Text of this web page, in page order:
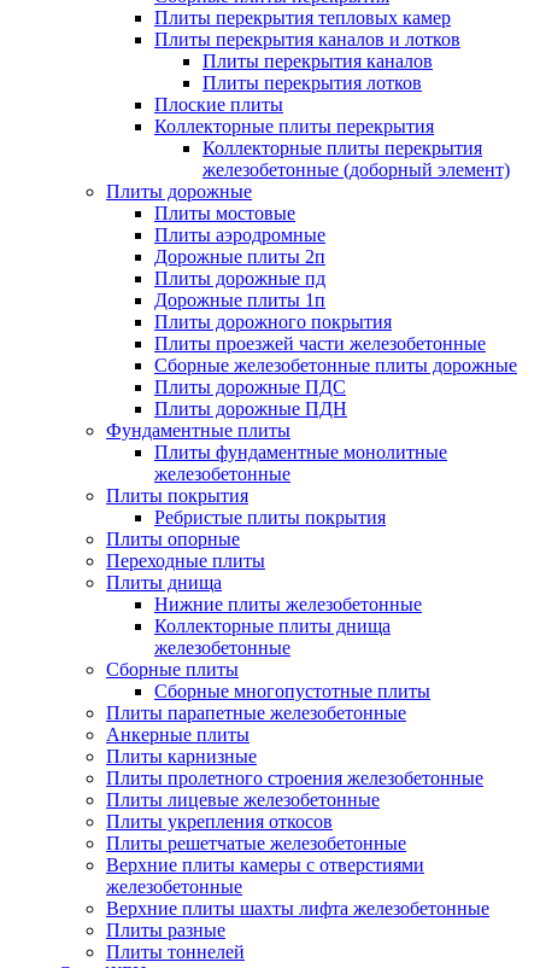
Плиты перекрытия тепловых камер
Плиты перекрытия каналов и лотков
Плиты перекрытия каналов
Плиты перекрытия лотков
Плоские плиты
Коллекторные плиты перекрытия
Коллекторные плиты перекрытия
железобетонные (доборный элемент)
Плиты дорожные
Плиты мостовые
Плиты аэродромные
Дорожные плиты 2п
Плиты дорожные пд
Дорожные плиты 1п
Плиты дорожного покрытия
Плиты проезжей части железобетонные
Сборные железобетонные плиты дорожные
Плиты дорожные ПДС
Плиты дорожные ПДН
Фундаментные плиты
Плиты фундаментные монолитные
железобетонные
Плиты покрытия
Ребристые плиты покрытия
Плиты опорные
Переходные плиты
Плиты днища
Нижние плиты железобетонные
Коллекторные плиты днища
железобетонные
Сборные плиты
Сборные многопустотные плиты
Плиты парапетные железобетонные
Анкерные плиты
Плиты карнизные
Плиты пролетного строения железобетонные
Плиты лицевые железобетонные
Плиты укрепления откосов
Плиты решетчатые железобетонные
Верхние плиты камеры с отверстиями
железобетонные
Верхние плиты шахты лифта железобетонные
Плиты разные
Плиты тоннелей